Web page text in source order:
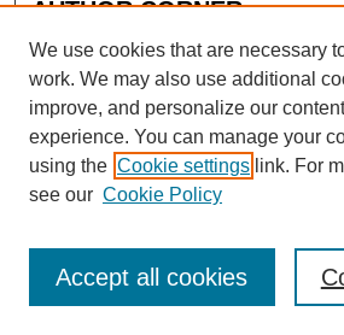
AUTHOR CORNER
Author FAQ
We use cookies that are necessary
work. We may also use additional
improve, and personalize our
experience. You can manage your
using the Cookie settings link. For
see our Cookie Policy
Accept all cookies